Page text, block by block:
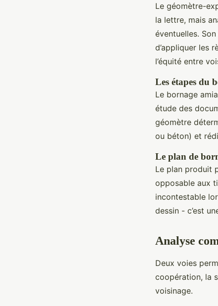
Le géomètre-
la lettre, mais
éventuelles.
d’appliquer les
l’équité entre
Les étapes du
Le bornage
étude des
géomètre
ou béton) et
Le plan de
Le plan produit
opposable aux
incontestable
dessin - c’est
Analyse
Deux voies
coopération, la
voisinage.